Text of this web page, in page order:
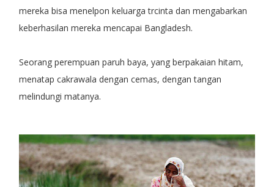
mereka bisa menelpon keluarga trcinta dan mengabarkan
keberhasilan mereka mencapai Bangladesh.
Seorang perempuan paruh baya, yang berpakaian hitam,
menatap cakrawala dengan cemas, dengan tangan
melindungi matanya.